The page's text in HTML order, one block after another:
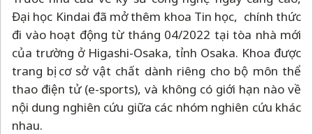
Đại học Kindai đã mở thêm khoa Tin học, chính thức
đi vào hoạt động từ tháng 04/2022 tại tòa nhà mới
của trường ở Higashi-Osaka, tỉnh Osaka. Khoa được
trang bị cơ sở vật chất dành riêng cho bộ môn thể
thao điện tử (e-sports), và không có giới hạn nào về
nội dung nghiên cứu giữa các nhóm nghiên cứu khác
nhau.